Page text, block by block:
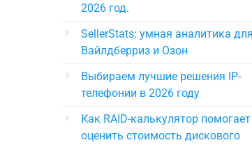
2026 год.
SellerStats: умная аналитика для
Вайлдберриз и Озон
Выбираем лучшие решения IP-
телефонии в 2026 году
Как RAID-калькулятор помогает
оценить стоимость дискового